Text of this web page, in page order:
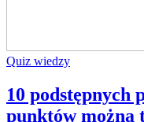
Quiz wiedzy
10 podstępnych
punktów można